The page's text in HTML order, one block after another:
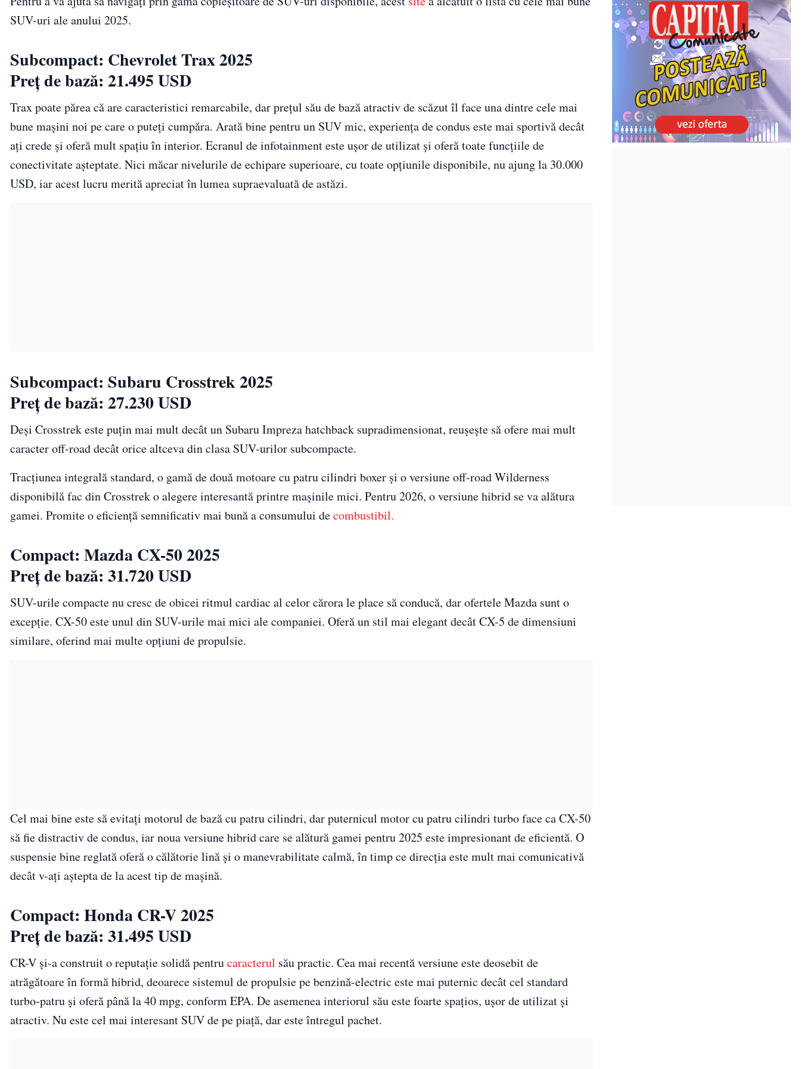
SUV-uri ale anului 2025.
Subcompact: Chevrolet Trax 2025
Preț de bază: 21.495 USD
Trax poate părea că are caracteristici remarcabile, dar prețul său de bază atractiv de scăzut îl face una dintre cele mai
bune mașini noi pe care o puteți cumpăra. Arată bine pentru un SUV mic, experiența de condus este mai sportivă decât
ați crede și oferă mult spațiu în interior. Ecranul de infotainment este ușor de utilizat și oferă toate funcțiile de
conectivitate așteptate. Nici măcar nivelurile de echipare superioare, cu toate opțiunile disponibile, nu ajung la 30.000
USD, iar acest lucru merită apreciat în lumea supraevaluată de astăzi.
Subcompact: Subaru Crosstrek 2025
Preț de bază: 27.230 USD
Deși Crosstrek este puțin mai mult decât un Subaru Impreza hatchback supradimensionat, reușește să ofere mai mult
caracter off-road decât orice altceva din clasa SUV-urilor subcompacte.
Tracțiunea integrală standard, o gamă de două motoare cu patru cilindri boxer și o versiune off-road Wilderness
disponibilă fac din Crosstrek o alegere interesantă printre mașinile mici. Pentru 2026, o versiune hibrid se va alătura
gamei. Promite o eficiență semnificativ mai bună a consumului decombustibil.
Compact: Mazda CX-50 2025
Preț de bază: 31.720 USD
SUV-urile compacte nu cresc de obicei ritmul cardiac al celor cărora le place să conducă, dar ofertele Mazda sunt o
excepție. CX-50 este unul din SUV-urile mai mici ale companiei. Oferă un stil mai elegant decât CX-5 de dimensiuni
similare, oferind mai multe opțiuni de propulsie.
Cel mai bine este să evitați motorul de bază cu patru cilindri, dar puternicul motor cu patru cilindri turbo face ca CX-50
să fie distractiv de condus, iar noua versiune hibrid care se alătură gamei pentru 2025 este impresionant de eficientă. O
suspensie bine reglată oferă o călătorie lină și o manevrabilitate calmă, în timp ce direcția este mult mai comunicativă
decât v-ați aștepta de la acest tip de mașină.
Compact: Honda CR-V 2025
Preț de bază: 31.495 USD
CR-V și-a construit o reputație solidă pentrucaracterul său practic. Cea mai recentă versiune este deosebit de
atrăgătoare în formă hibrid, deoarece sistemul de propulsie pe benzină-electric este mai puternic decât cel standard
turbo-patru și oferă până la 40 mpg, conform EPA. De asemenea interiorul său este foarte spațios, ușor de utilizat și
atractiv. Nu este cel mai interesant SUV de pe piață, dar este întregul pachet.